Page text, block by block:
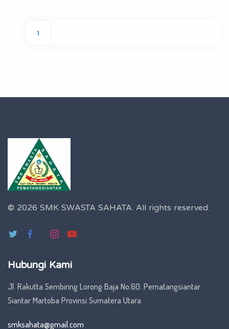
1
© 2026 SMK SWASTA SAHATA. All rights reserved.
Hubungi Kami
Jl. Rakutta Sembiring Lorong Baja No.60. Pematangsiantar
Siantar Martoba Provinsi Sumatera Utara
smksahata@gmail.com